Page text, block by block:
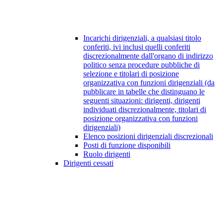
Incarichi dirigenziali, a qualsiasi titolo
conferiti, ivi inclusi quelli conferiti
discrezionalmente dall'organo di indirizzo
politico senza procedure pubbliche di
selezione e titolari di posizione
organizzativa con funzioni dirigenziali (da
pubblicare in tabelle che distinguano le
seguenti situazioni: dirigenti, dirigenti
individuati discrezionalmente, titolari di
posizione organizzativa con funzioni
dirigenziali)
Elenco posizioni dirigenziali discrezionali
Posti di funzione disponibili
Ruolo dirigenti
Dirigenti cessati